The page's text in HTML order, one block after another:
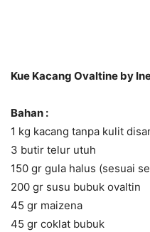
Kue Kacang Ovaltine by
Bahan :
1 kg kacang tanpa kulit
3 butir telur utuh
150 gr gula halus (sesuai
200 gr susu bubuk ovaltin
45 gr maizena
45 gr coklat bubuk